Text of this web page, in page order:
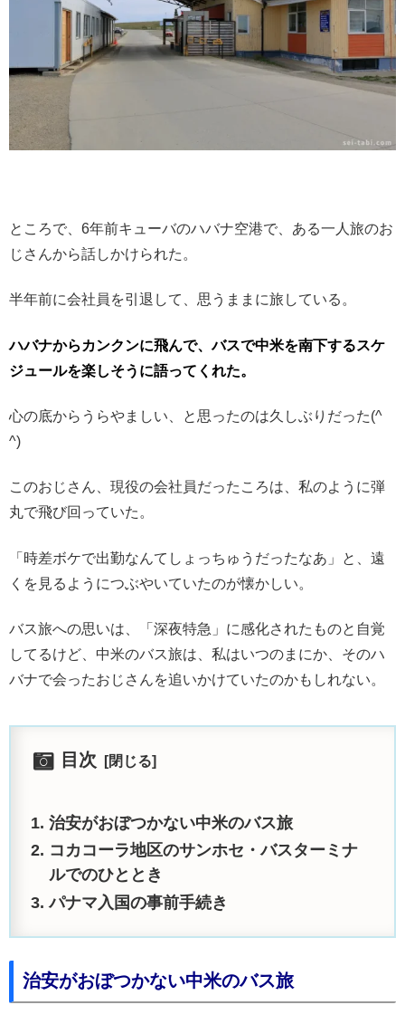
ところで、6年前キューバのハバナ空港で、ある一人旅のお
じさんから話しかけられた。
半年前に会社員を引退して、思うままに旅している。
ハバナからカンクンに飛んで、バスで中米を南下するスケ
ジュールを楽しそうに語ってくれた。
心の底からうらやましい、と思ったのは久しぶりだった(^
^)
このおじさん、現役の会社員だったころは、私のように弾
丸で飛び回っていた。
「時差ボケで出勤なんてしょっちゅうだったなあ」と、遠
くを見るようにつぶやいていたのが懐かしい。
バス旅への思いは、「深夜特急」に感化されたものと自覚
してるけど、中米のバス旅は、私はいつのまにか、そのハ
バナで会ったおじさんを追いかけていたのかもしれない。
目次
治安がおぼつかない中米のバス旅
コカコーラ地区のサンホセ・バスターミナ
ルでのひととき
パナマ入国の事前手続き
治安がおぼつかない中米のバス旅